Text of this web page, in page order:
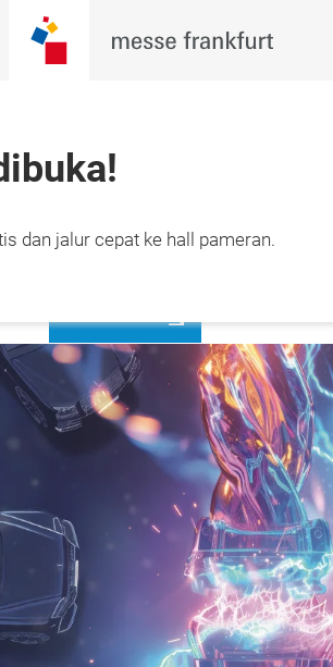
dan jalur cepat ke hall pameran.
Sekarang